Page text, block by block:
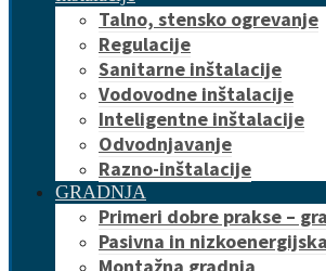
Talno, stensko ogrevanje
Regulacije
Sanitarne inštalacije
Vodovodne inštalacije
Inteligentne inštalacije
Odvodnjavanje
Razno-inštalacije
GRADNJA
Primeri dobre prakse –
Pasivna in